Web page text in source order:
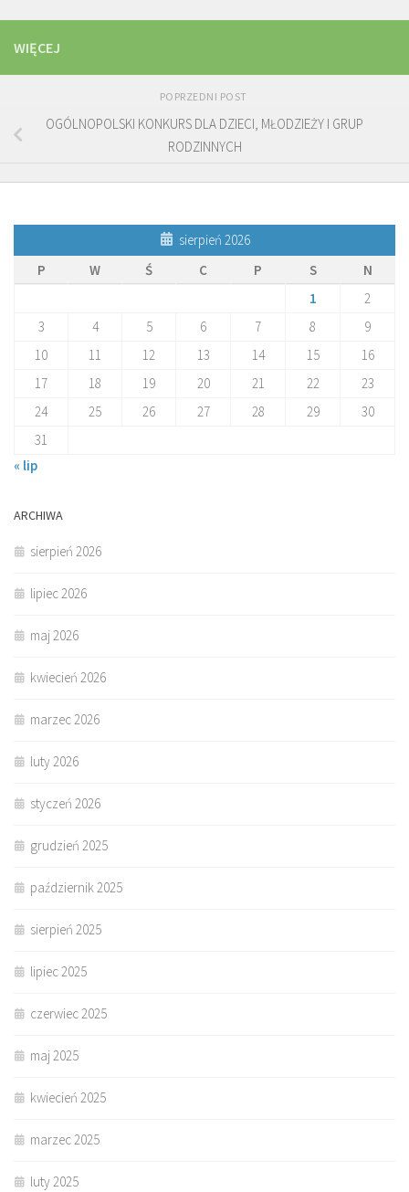
WIĘCEJ
POPRZEDNI POST
OGÓLNOPOLSKI KONKURS DLA DZIECI, MŁODZIEŻY I GRUP
RODZINNYCH
sierpień 2026
P
W Ś C P S
N
1
2
3
4 5 6 7 8
9
10
11 12 13 14 15
16
17
18 19 20 21 22
23
24
25 26 27 28 29
30
31
« lip
ARCHIWA
sierpień 2026
lipiec 2026
maj 2026
kwiecień 2026
marzec 2026
luty 2026
styczeń 2026
grudzień 2025
październik 2025
sierpień 2025
lipiec 2025
czerwiec 2025
maj 2025
kwiecień 2025
marzec 2025
luty 2025